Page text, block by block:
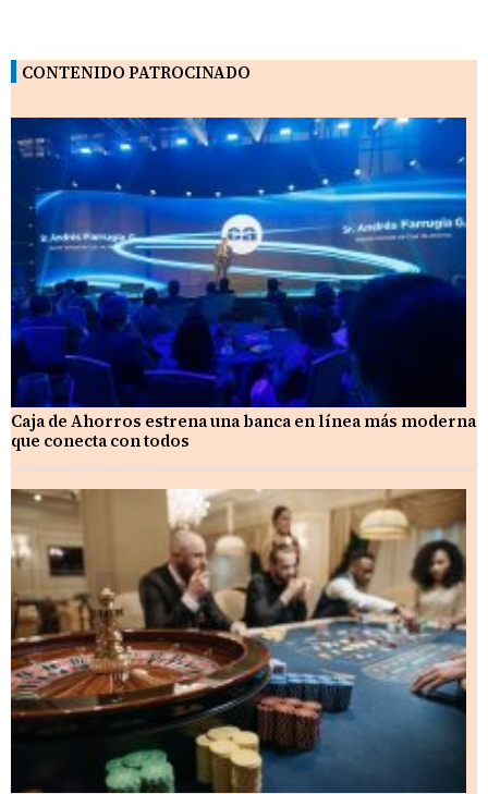
CONTENIDO PATROCINADO
Caja de Ahorros estrena una banca en línea más moderna
que conecta con todos